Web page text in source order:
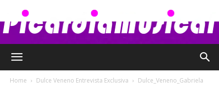
Home Dulce Veneno Entrevista Exclusiva Dulce_Veneno_Gabriela